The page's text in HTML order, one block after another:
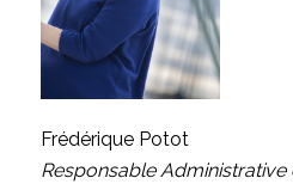
Frédérique Potot
Responsable Administrative